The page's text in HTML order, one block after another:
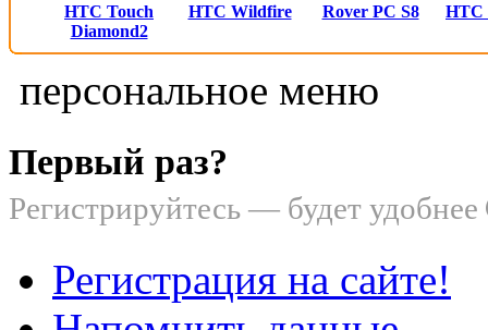
HTC Touch
Diamond2
HTC Wildfire Rover PC S8 HTC
персональное меню
Первый раз?
Регистрируйтесь — будет удобнее
Регистрация на сайте!